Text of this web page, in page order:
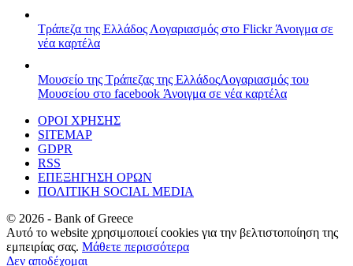
Τράπεζα της Ελλάδος Λογαριασμός στο FlickrΆνοιγμα σε
νέα καρτέλα
Μουσείο της Τράπεζας της ΕλλάδοςΛογαριασμός του
Μουσείου στο facebook Άνοιγμα σε νέα καρτέλα
ΟΡΟΙ ΧΡΗΣΗΣ
SITEMAP
GDPR
RSS
ΕΠΕΞΗΓΗΣΗ ΟΡΩΝ
ΠΟΛΙΤΙΚΗ SOCIAL MEDIA
© 2026 - Bank of Greece
Αυτό το website χρησιμοποιεί cookies για την βελτιστοποίηση της
εμπειρίας σας. Μάθετε περισσότερα
Δεν αποδέχομαι